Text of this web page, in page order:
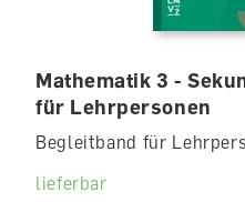
Mathematik 3 -
für Lehrpersonen
Begleitband für
lieferbar